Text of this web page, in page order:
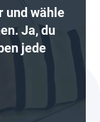
und wähle
Ja, du
jede